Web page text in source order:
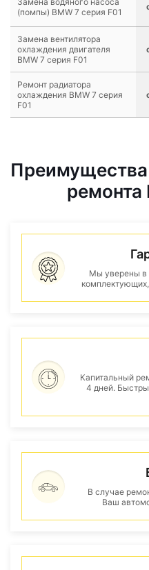
(помпы) BMW 7 серия F01
Замена вентилятора
охлаждения двигателя
BMW 7 серия F01
Ремонт радиатора
охлаждения BMW 7 серия
F01
ремонта
Мы уверены в
Капитальный
4 дней.
В случае
Ваш